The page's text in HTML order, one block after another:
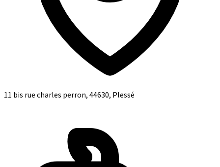
11 bis rue charles perron, 44630, Plessé